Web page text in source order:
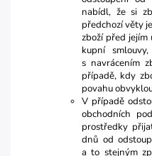
nabídl, že si
předchozí věty
zboží před
kupní
s navrácením
případě, kdy
povahu
V případě
obchodních
prostředky
dnů od
a to stejným